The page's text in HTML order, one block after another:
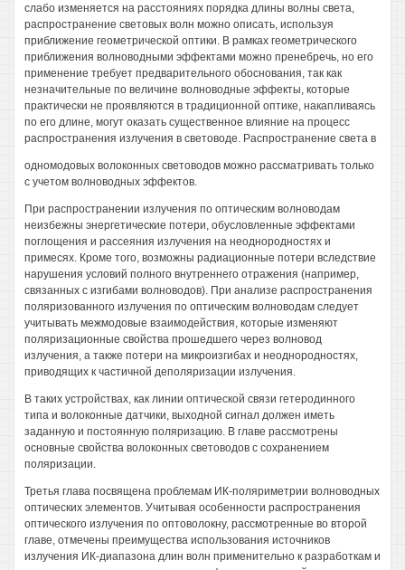
слабо изменяется на расстояниях порядка длины волны света,
распространение световых волн можно описать, используя
приближение геометрической оптики. В рамках геометрического
приближения волноводными эффектами можно пренебречь, но его
применение требует предварительного обоснования, так как
незначительные по величине волноводные эффекты, которые
практически не проявляются в традиционной оптике, накапливаясь
по его длине, могут оказать существенное влияние на процесс
распространения излучения в световоде. Распространение света в
одномодовых волоконных световодов можно рассматривать только
с учетом волноводных эффектов.
При распространении излучения по оптическим волноводам
неизбежны энергетические потери, обусловленные эффектами
поглощения и рассеяния излучения на неоднородностях и
примесях. Кроме того, возможны радиационные потери вследствие
нарушения условий полного внутреннего отражения (например,
связанных с изгибами волноводов). При анализе распространения
поляризованного излучения по оптическим волноводам следует
учитывать межмодовые взаимодействия, которые изменяют
поляризационные свойства прошедшего через волновод
излучения, а также потери на микроизгибах и неоднородностях,
приводящих к частичной деполяризации излучения.
В таких устройствах, как линии оптической связи гетеродинного
типа и волоконные датчики, выходной сигнал должен иметь
заданную и постоянную поляризацию. В главе рассмотрены
основные свойства волоконных световодов с сохранением
поляризации.
Третья глава посвящена проблемам ИК-поляриметрии волноводных
оптических элементов. Учитывая особенности распространения
оптического излучения по оптоволокну, рассмотренные во второй
главе, отмечены преимущества использования источников
излучения ИК-диапазона длин волн применительно к разработкам и